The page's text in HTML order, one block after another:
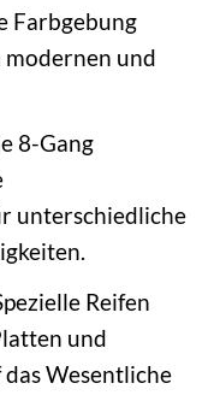
Farbgebung
und
8-Gang
unterschiedliche
Reifen
und
Wesentliche